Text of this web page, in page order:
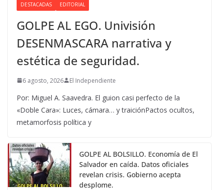
DESTACADAS EDITORIAL
GOLPE AL EGO. Univisión
DESENMASCARA narrativa y
estética de seguridad.
6 agosto, 2026 El Independiente
Por: Miguel A. Saavedra. El guion casi perfecto de la
«Doble Cara»: Luces, cámara… y traiciónPactos ocultos,
metamorfosis política y
GOLPE AL BOLSILLO. Economía de El
Salvador en caída. Datos oficiales
revelan crisis. Gobierno acepta
desplome.